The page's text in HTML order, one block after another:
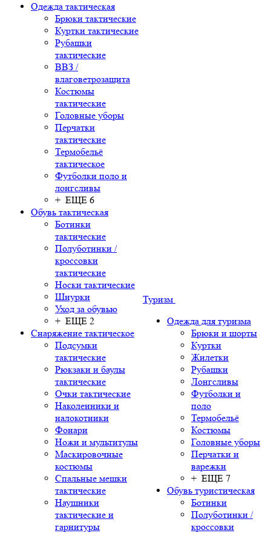
Одежда тактическая
Брюки тактические
Куртки тактические
Рубашки
тактические
ВВЗ /
влаговетрозащита
Костюмы
тактические
Головные уборы
Перчатки
тактические
Термобельё
тактическое
Футболки поло и
лонгсливы
+ ЕЩЕ 6
Обувь тактическая
Ботинки
тактические
Полуботинки /
кроссовки
тактические
Носки тактические
Шнурки
Уход за обувью
+ ЕЩЕ 2
Снаряжение тактическое
Подсумки
тактические
Рюкзаки и баулы
тактические
Очки тактические
Наколенники и
налокотники
Фонари
Ножи и мультитулы
Маскировочные
костюмы
Спальные мешки
тактические
Наушники
тактические и
гарнитуры
Туризм
Одежда для туризма
Брюки и шорты
Куртки
Жилетки
Рубашки
Лонгсливы
Футболки и
поло
Термобельё
Костюмы
Головные уборы
Перчатки и
варежки
+ ЕЩЕ 7
Обувь туристическая
Ботинки
Полуботинки /
кроссовки